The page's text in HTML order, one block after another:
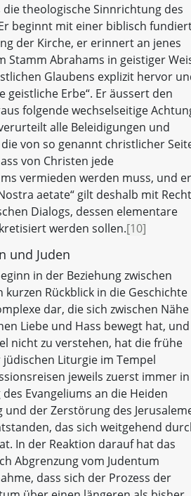
theologische Sinnrichtung des
beginnt mit einer biblisch
der Kirche, er erinnert an jenes
Stamm Abrahams in geistiger
Glaubens explizit hervor
geistliche Erbe“. Er äussert den
folgende wechselseitige
alle Beleidigungen und
von so genannt christlicher
von Christen jede
vermieden werden muss, und er
aetate“ gilt deshalb mit Recht
Dialogs, dessen elementare
werden sollen.[10]
und Juden
in der Beziehung zwischen
Rückblick in die Geschichte
dar, die sich zwischen Nähe
Liebe und Hass bewegt hat, und
nicht zu verstehen, hat die frühe
Liturgie im Tempel
jeweils zuerst immer in
Evangeliums an die Heiden
der Zerstörung des
das sich weitgehend
In der Reaktion darauf hat das
Abgrenzung vom Judentum
dass sich der Prozess der